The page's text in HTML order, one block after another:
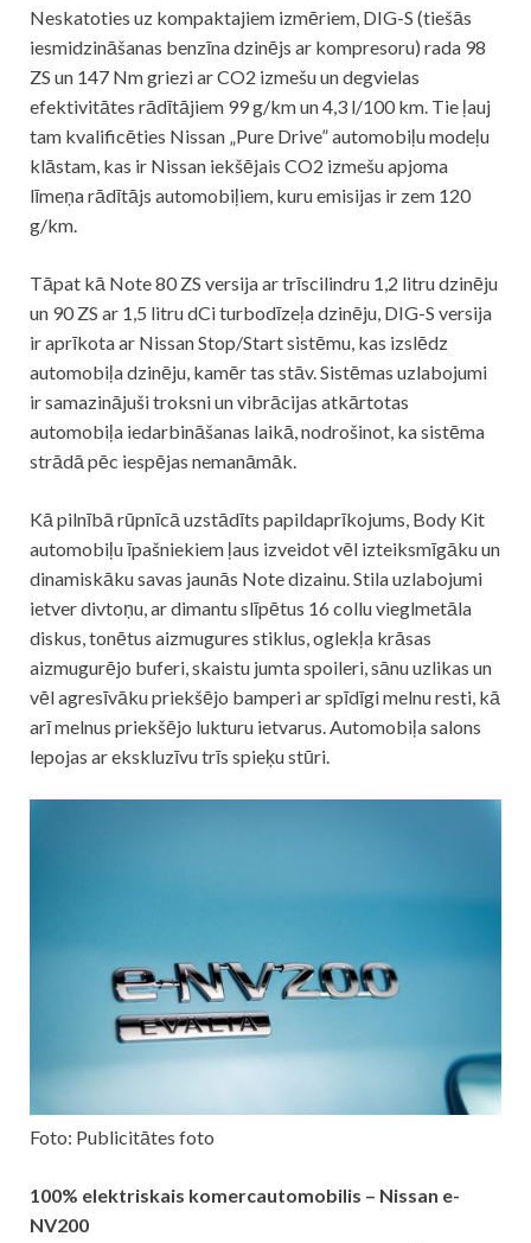
Neskatoties uz kompaktajiem izmēriem, DIG-S (tiešās
iesmidzināšanas benzīna dzinējs ar kompresoru) rada 98
ZS un 147 Nm griezi ar CO2 izmešu un degvielas
efektivitātes rādītājiem 99 g/km un 4,3 l/100 km. Tie ļauj
tam kvalificēties Nissan „Pure Drive” automobiļu modeļu
klāstam, kas ir Nissan iekšējais CO2 izmešu apjoma
līmeņa rādītājs automobiļiem, kuru emisijas ir zem 120
g/km.
Tāpat kā Note 80 ZS versija ar trīscilindru 1,2 litru dzinēju
un 90 ZS ar 1,5 litru dCi turbodīzeļa dzinēju, DIG-S versija
ir aprīkota ar Nissan Stop/Start sistēmu, kas izslēdz
automobiļa dzinēju, kamēr tas stāv. Sistēmas uzlabojumi
ir samazinājuši troksni un vibrācijas atkārtotas
automobiļa iedarbināšanas laikā, nodrošinot, ka sistēma
strādā pēc iespējas nemanāmāk.
Kā pilnībā rūpnīcā uzstādīts papildaprīkojums, Body Kit
automobiļu īpašniekiem ļaus izveidot vēl izteiksmīgāku un
dinamiskāku savas jaunās Note dizainu. Stila uzlabojumi
ietver divtoņu, ar dimantu slīpētus 16 collu vieglmetāla
diskus, tonētus aizmugures stiklus, oglekļa krāsas
aizmugurējo buferi, skaistu jumta spoileri, sānu uzlikas un
vēl agresīvāku priekšējo bamperi ar spīdīgi melnu resti, kā
arī melnus priekšējo lukturu ietvarus. Automobiļa salons
lepojas ar ekskluzīvu trīs spieķu stūri.
Foto: Publicitātes foto
100% elektriskais komercautomobilis – Nissan e-
NV200